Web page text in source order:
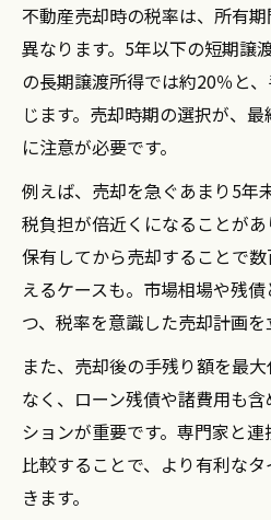
不動産売却時の税率は、所有
異なります。5年以下の短期譲
の長期譲渡所得では約20％と
じます。売却時期の選択が、
に注意が必要です。
例えば、売却を急ぐあまり5年
税負担が倍近くになることが
保有してから売却することで
えるケースも。市場相場や残
つ、税率を意識した売却計画を
また、売却後の手残り額を最
なく、ローン残債や諸費用も
ションが重要です。専門家と
比較することで、より有利な
きます。